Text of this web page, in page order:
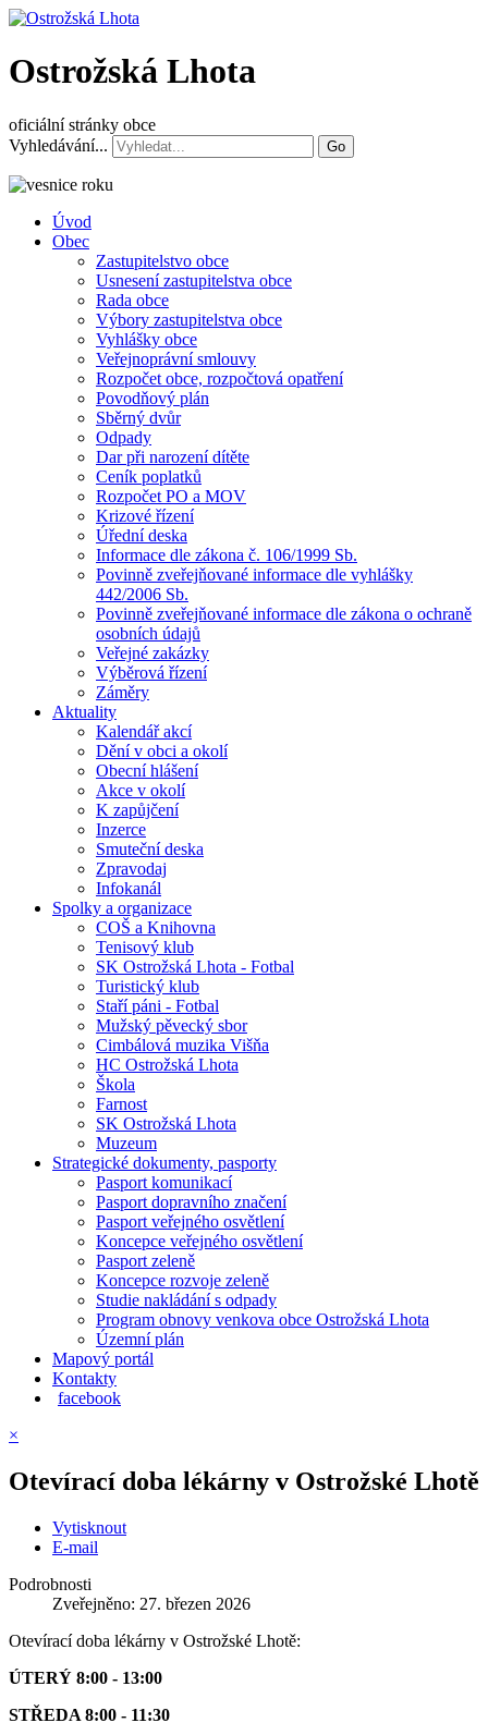
Ostrožská Lhota
oficiální stránky obce
Vyhledávání...
Go
Úvod
Obec
Zastupitelstvo obce
Usnesení zastupitelstva obce
Rada obce
Výbory zastupitelstva obce
Vyhlášky obce
Veřejnoprávní smlouvy
Rozpočet obce, rozpočtová opatření
Povodňový plán
Sběrný dvůr
Odpady
Dar při narození dítěte
Ceník poplatků
Rozpočet PO a MOV
Krizové řízení
Úřední deska
Informace dle zákona č. 106/1999 Sb.
Povinně zveřejňované informace dle vyhlášky
442/2006 Sb.
Povinně zveřejňované informace dle zákona o ochraně
osobních údajů
Veřejné zakázky
Výběrová řízení
Záměry
Aktuality
Kalendář akcí
Dění v obci a okolí
Obecní hlášení
Akce v okolí
K zapůjčení
Inzerce
Smuteční deska
Zpravodaj
Infokanál
Spolky a organizace
COŠ a Knihovna
Tenisový klub
SK Ostrožská Lhota - Fotbal
Turistický klub
Staří páni - Fotbal
Mužský pěvecký sbor
Cimbálová muzika Višňa
HC Ostrožská Lhota
Škola
Farnost
SK Ostrožská Lhota
Muzeum
Strategické dokumenty, pasporty
Pasport komunikací
Pasport dopravního značení
Pasport veřejného osvětlení
Koncepce veřejného osvětlení
Pasport zeleně
Koncepce rozvoje zeleně
Studie nakládání s odpady
Program obnovy venkova obce Ostrožská Lhota
Územní plán
Mapový portál
Kontakty
facebook
×
Otevírací doba lékárny v Ostrožské Lhotě
Vytisknout
E-mail
Podrobnosti
Zveřejněno: 27. březen 2026
Otevírací doba lékárny v Ostrožské Lhotě:
ÚTERÝ 8:00 - 13:00
STŘEDA 8:00 - 11:30